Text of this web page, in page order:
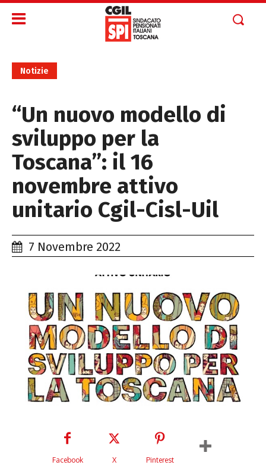
Notizie
“Un nuovo modello di
sviluppo per la
Toscana”: il 16
novembre attivo
unitario Cgil-Cisl-Uil
7 Novembre 2022
Facebook X Pinterest